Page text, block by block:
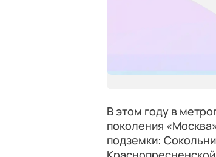
В этом году в
поколения
подземки: